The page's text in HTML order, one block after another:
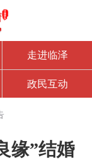
走进临泽
政民互动
缘”结婚